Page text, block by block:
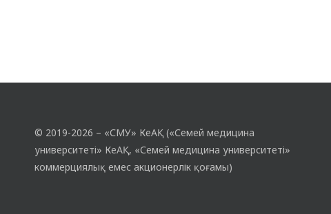
© 2019-2026 – «СМУ» КеАҚ («Семей медицина
университеті» КеАҚ, «Семей медицина университеті»
коммерциялық емес акционерлік қоғамы)